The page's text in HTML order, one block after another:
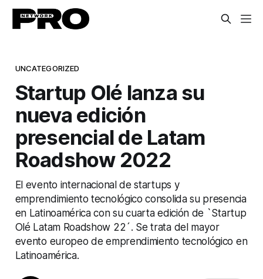
UNCATEGORIZED
Startup Olé lanza su
nueva edición
presencial de Latam
Roadshow 2022
El evento internacional de startups y
emprendimiento tecnológico consolida su presencia
en Latinoamérica con su cuarta edición de `Startup
Olé Latam Roadshow 22´. Se trata del mayor
evento europeo de emprendimiento tecnológico en
Latinoamérica.